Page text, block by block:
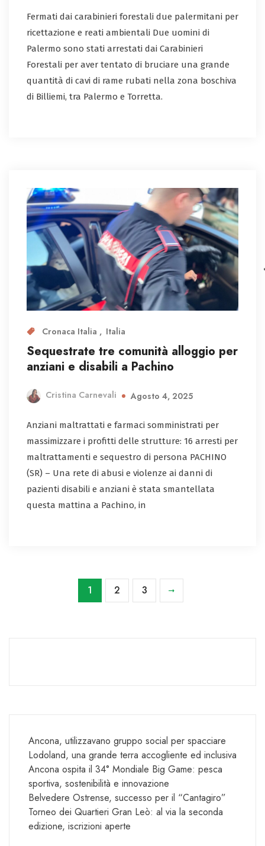
Fermati dai carabinieri forestali due palermitani per
ricettazione e reati ambientali Due uomini di
Palermo sono stati arrestati dai Carabinieri
Forestali per aver tentato di bruciare una grande
quantità di cavi di rame rubati nella zona boschiva
di Billiemi, tra Palermo e Torretta.
Cronaca Italia Italia
Sequestrate tre comunità alloggio per
anziani e disabili a Pachino
Cristina Carnevali Agosto 4, 2025
Anziani maltrattati e farmaci somministrati per
massimizzare i profitti delle strutture: 16 arresti per
maltrattamenti e sequestro di persona PACHINO
(SR) – Una rete di abusi e violenze ai danni di
pazienti disabili e anziani è stata smantellata
questa mattina a Pachino, in
1 2 3
Ancona, utilizzavano gruppo social per spacciare
Lodoland, una grande terra accogliente ed inclusiva
Ancona ospita il 34° Mondiale Big Game: pesca
sportiva, sostenibilità e innovazione
Belvedere Ostrense, successo per il “Cantagiro”
Torneo dei Quartieri Gran Leò: al via la seconda
edizione, iscrizioni aperte